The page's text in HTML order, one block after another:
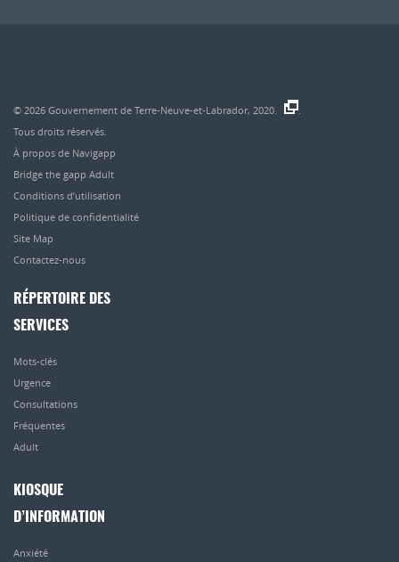
© 2026 Gouvernement de Terre-Neuve-et-Labrador, 2020.
.
Tous droits réservés.
À propos de Navigapp
Bridge the gapp Adult
Conditions d’utilisation
Politique de confidentialité
Site Map
Contactez-nous
RÉPERTOIRE DES
SERVICES
Mots-clés
Urgence
Consultations
Fréquentes
Adult
KIOSQUE
D’INFORMATION
Anxiété